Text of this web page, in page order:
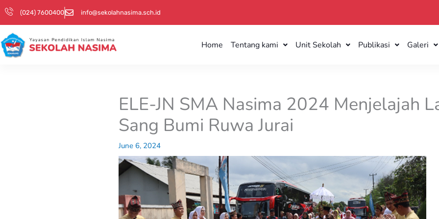
Skip
(024) 7600400 info@sekolahnasima.sch.id
Home Tentang kami Unit Sekolah Publikasi Galeri
ELE-JN SMA Nasima 2024 Menjelajah
Sang Bumi Ruwa Jurai
June 6, 2024